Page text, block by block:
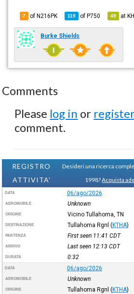
7 of N216PK 119 ofP750 49 at
Burke Shields
Comments
Please log in or
comment.
REGISTRO
ATTIVITA'
Desideri una ricerca
1998?Acquista
DATA 06/ago/2026
AEROMOBILE Unknown
ORIGINE Vicino Tullahoma, TN
DESTINAZIONE Tullahoma Rgnl (KTHA)
PARTENZA First seen 11:41 CDT
ARRIVO Last seen 12:13 CDT
DURATA 0:32
DATA 06/ago/2026
AEROMOBILE Unknown
ORIGINE Tullahoma Rgnl (KTHA)